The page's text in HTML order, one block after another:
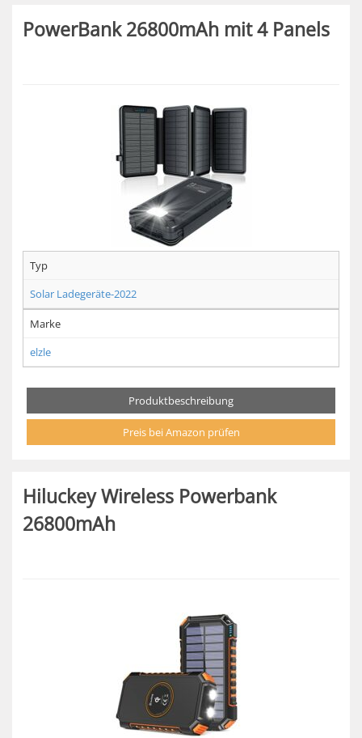
PowerBank 26800mAh mit 4 Panels
Typ
Solar Ladegeräte-2022
Marke
elzle
Produktbeschreibung
Preis bei Amazon prüfen
Hiluckey Wireless Powerbank
26800mAh